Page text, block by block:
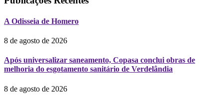
A Odisseia de Homero
8 de agosto de 2026
Após universalizar saneamento, Copasa conclui obras de
melhoria do esgotamento sanitário de Verdelândia
8 de agosto de 2026